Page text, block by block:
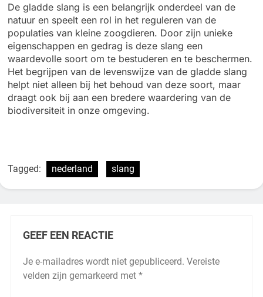
De gladde slang is een belangrijk onderdeel van de
natuur en speelt een rol in het reguleren van de
populaties van kleine zoogdieren. Door zijn unieke
eigenschappen en gedrag is deze slang een
waardevolle soort om te bestuderen en te beschermen.
Het begrijpen van de levenswijze van de gladde slang
helpt niet alleen bij het behoud van deze soort, maar
draagt ook bij aan een bredere waardering van de
biodiversiteit in onze omgeving.
Tagged: nederland slang
GEEF EEN REACTIE
Je e-mailadres wordt niet gepubliceerd. Vereiste
velden zijn gemarkeerd met *